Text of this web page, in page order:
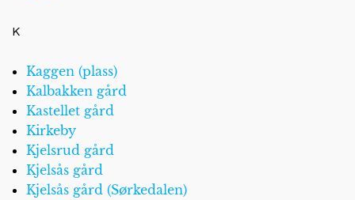
K
Kaggen (plass)
Kalbakken gård
Kastellet gård
Kirkeby
Kjelsrud gård
Kjelsås gård
Kjelsås gård (Sørkedalen)